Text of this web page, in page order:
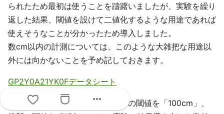
られたため最初は使うことを躊躇いましたが、実験を繰り
返した結果、閾値を設けて二値化するような用途であれば
使えそうなことが分かったため導入しました。
数cm以内の計測については、このような大雑把な用途以
外には向かないことを予め記しておきます。
GP2Y0A21YK0Fデータシート
ちなみに本プログラムでは、前部の閾値を「100cm」、
more_horiz